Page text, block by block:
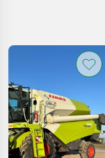
Catégorie 5
CHEMIN
ACTUEL
matériel
agricole
Réinitialiser